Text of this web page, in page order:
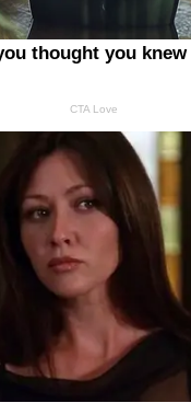
thought you
CTA Love